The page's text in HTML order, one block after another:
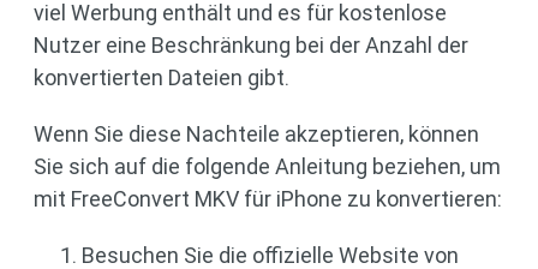
viel Werbung enthält und es für kostenlose
Nutzer eine Beschränkung bei der Anzahl der
konvertierten Dateien gibt.
Wenn Sie diese Nachteile akzeptieren, können
Sie sich auf die folgende Anleitung beziehen, um
mit FreeConvert MKV für iPhone zu konvertieren:
Besuchen Sie die offizielle Website von